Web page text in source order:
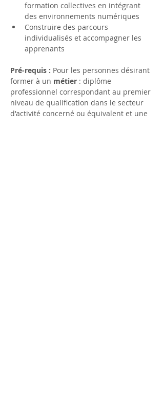
formation collectives en intégrant
des environnements numériques
Construire des parcours
individualisés et accompagner les
apprenants
Pré-requis : Pour les personnes désirant
former à un métier : diplôme
professionnel correspondant au premier
niveau de qualification dans le secteur
d'activité concerné ou équivalent et une